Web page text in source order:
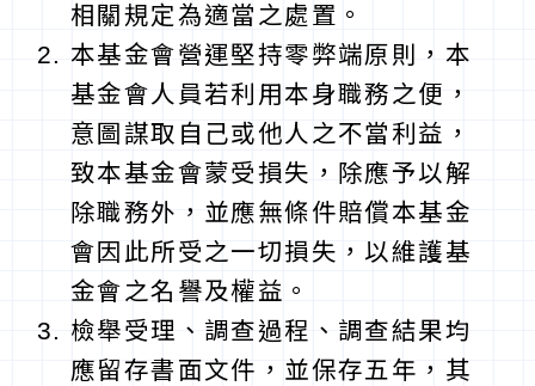
相關規定為適當之處置。
本基金會營運堅持零弊端原則，本
基金會人員若利用本身職務之便，
意圖謀取自己或他人之不當利益，
致本基金會蒙受損失，除應予以解
除職務外，並應無條件賠償本基金
會因此所受之一切損失，以維護基
金會之名譽及權益。
檢舉受理、調查過程、調查結果均
應留存書面文件，並保存五年，其